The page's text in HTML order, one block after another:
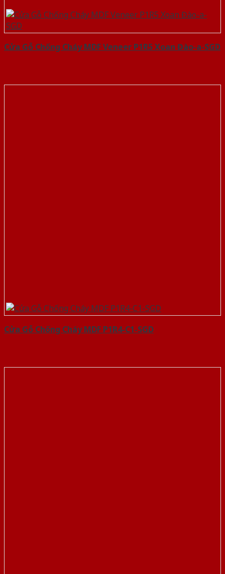
Cửa Gỗ Chống Cháy MDF Veneer P1R5 Xoan Đào-a-SGD
Cửa Gỗ Chống Cháy MDF P1R4-C1-SGD